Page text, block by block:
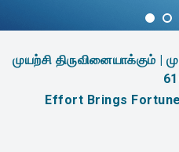
முயற்சி திருவினையாக்கும் |
Effort Brings